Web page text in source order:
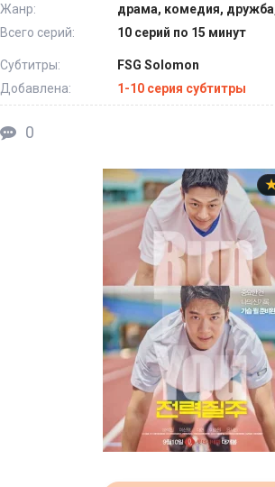
Жанр:
драма, комедия,
Всего серий:
10 серий по 15 минут
Субтитры:
FSG Solomon
Добавлена:
1-10 серия субтитры
0